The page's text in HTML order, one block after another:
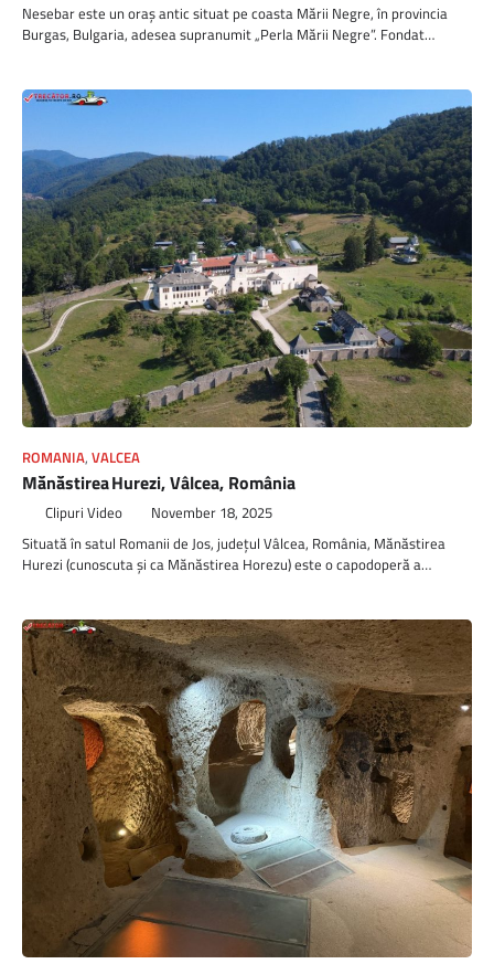
Nesebar este un oraș antic situat pe coasta Mării Negre, în provincia
Burgas, Bulgaria, adesea supranumit „Perla Mării Negre”. Fondat…
ROMANIA, VALCEA
Mănăstirea Hurezi, Vâlcea, România
Clipuri Video November 18, 2025
Situată în satul Romanii de Jos, judeţul Vâlcea, România, Mănăstirea
Hurezi (cunoscuta şi ca Mănăstirea Horezu) este o capodoperă a…